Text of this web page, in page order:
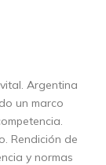
Argentina
un marco
Rendición de
y normas